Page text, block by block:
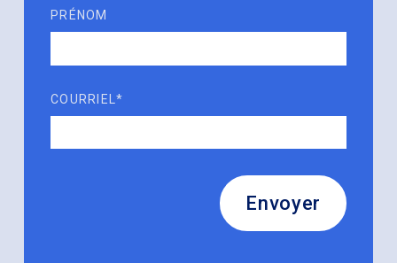
PRÉNOM
COURRIEL*
Envoyer